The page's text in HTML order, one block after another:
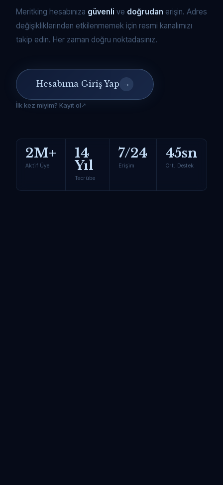
Meritking hesabınıza güvenli ve doğrudan erişin. Adres
değişikliklerinden etkilenmemek için resmi kanalımızı
takip edin. Her zaman doğru noktadasınız.
Hesabıma Giriş Yap →
İlk kez miyim? Kayıt ol
2M+
Aktif Üye
14
Yıl
Tecrübe
7/24
Erişim
45sn
Ort. Destek